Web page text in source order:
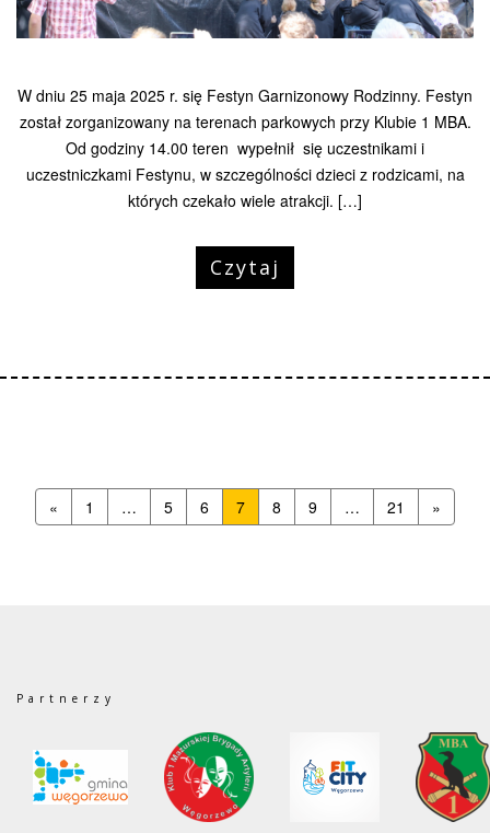
W dniu 25 maja 2025 r. się Festyn Garnizonowy Rodzinny. Festyn
został zorganizowany na terenach parkowych przy Klubie 1 MBA.
Od godziny 14.00 teren wypełnił się uczestnikami i
uczestniczkami Festynu, w szczególności dzieci z rodzicami, na
których czekało wiele atrakcji. […]
Czytaj
« 1 … 5 6 7 8 9 … 21 »
Partnerzy